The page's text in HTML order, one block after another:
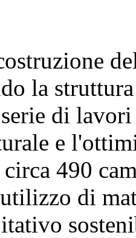
la
di
e
490
di